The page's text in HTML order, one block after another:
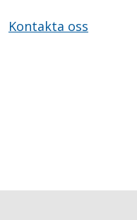
Kontakta oss